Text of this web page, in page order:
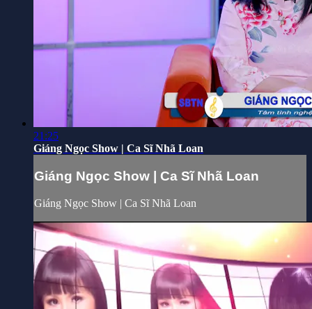
21:25
Giáng Ngọc Show | Ca Sĩ Nhã Loan
Giáng Ngọc Show | Ca Sĩ Nhã Loan
Giáng Ngọc Show | Ca Sĩ Nhã Loan